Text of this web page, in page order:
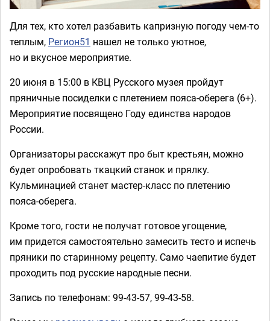
Для тех, кто хотел разбавить капризную погоду чем-то
теплым, Регион51 нашел не только уютное,
но и вкусное мероприятие.
20 июня в 15:00 в КВЦ Русского музея пройдут
пряничные посиделки с плетением пояса-оберега (6+).
Мероприятие посвящено Году единства народов
России.
Организаторы расскажут про быт крестьян, можно
будет опробовать ткацкий станок и прялку.
Кульминацией станет мастер-класс по плетению
пояса-оберега.
Кроме того, гости не получат готовое угощение,
им придется самостоятельно замесить тесто и испечь
пряники по старинному рецепту. Само чаепитие будет
проходить под русские народные песни.
Запись по телефонам: 99-43-57, 99-43-58.